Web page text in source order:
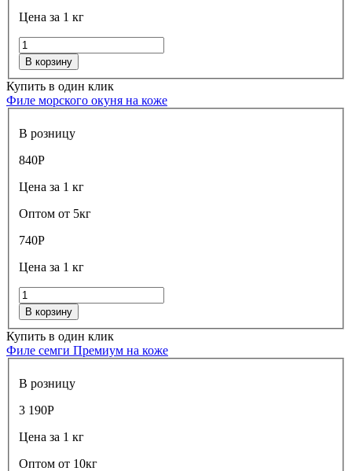
Цена за 1 кг
В корзину
Купить в один клик
Филе морского окуня на коже
В розницу
840Р
Цена за 1 кг
Оптом от 5кг
740Р
Цена за 1 кг
В корзину
Купить в один клик
Филе семги Премиум на коже
В розницу
3 190Р
Цена за 1 кг
Оптом от 10кг